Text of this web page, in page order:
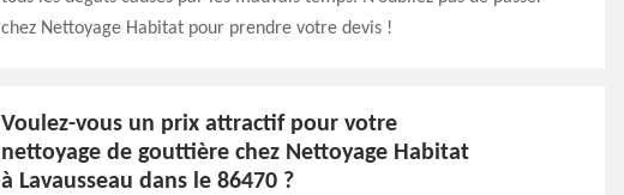
chez Nettoyage Habitat pour prendre votre devis !
Voulez-vous un prix attractif pour votre
nettoyage de gouttière chez Nettoyage Habitat
à Lavausseau dans le 86470 ?